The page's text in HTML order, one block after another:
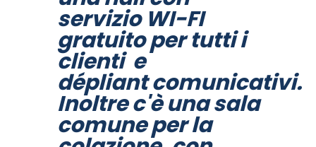
servizio WI-FI
gratuito per tutti i
clienti e
dépliant comunicativi.
Inoltre c'è una sala
comune per la